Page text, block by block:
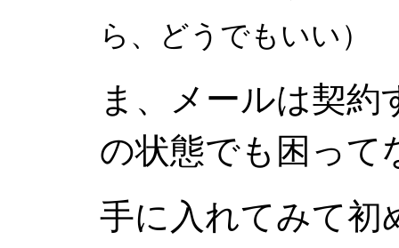
ら、どうでもいい）
ま、メールは契
の状態でも困って
手に入れてみて初